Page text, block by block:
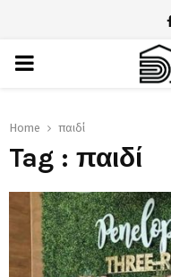
PRIMARY
Home παιδί
Tag : παιδί